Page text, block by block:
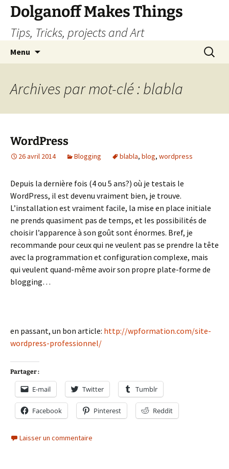
Dolganoff Makes Things
Tips, Tricks, projects and Art
Menu
Archives par mot-clé : blabla
WordPress
26 avril 2014 Blogging blabla, blog, wordpress
Depuis la dernière fois (4 ou 5 ans?) où je testais le
WordPress, il est devenu vraiment bien, je trouve.
L’installation est vraiment facile, la mise en place initiale
ne prends quasiment pas de temps, et les possibilités de
choisir l’apparence à son goût sont énormes. Bref, je
recommande pour ceux qui ne veulent pas se prendre la tête
avec la programmation et configuration complexe, mais
qui veulent quand-même avoir son propre plate-forme de
blogging…
en passant, un bon article: http://wpformation.com/site-
wordpress-professionnel/
Partager :
E-mail Twitter Tumblr
Facebook Pinterest Reddit
Laisser un commentaire